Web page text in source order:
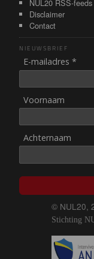
NUL20 RSS-feeds
Disclaimer
Contact
NIEUWSBRIEF
E-mailadres *
Voornaam
Achternaam
© NUL20,
Stichting
Image